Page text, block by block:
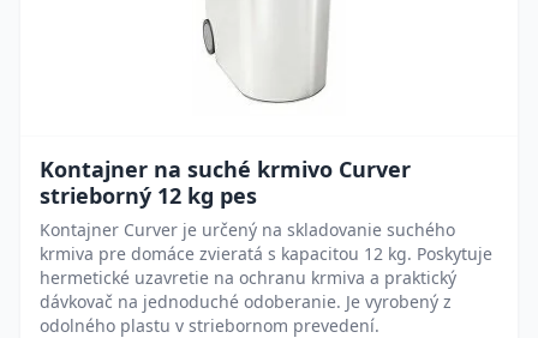
Kontajner na suché krmivo Curver
strieborný 12 kg pes
Kontajner Curver je určený na skladovanie suchého
krmiva pre domáce zvieratá s kapacitou 12 kg. Poskytuje
hermetické uzavretie na ochranu krmiva a praktický
dávkovač na jednoduché odoberanie. Je vyrobený z
odolného plastu v striebornom prevedení.